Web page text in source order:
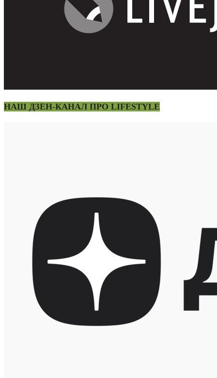
НАШ ДЗЕН-КАНАЛ ПРО LIFESTYLE